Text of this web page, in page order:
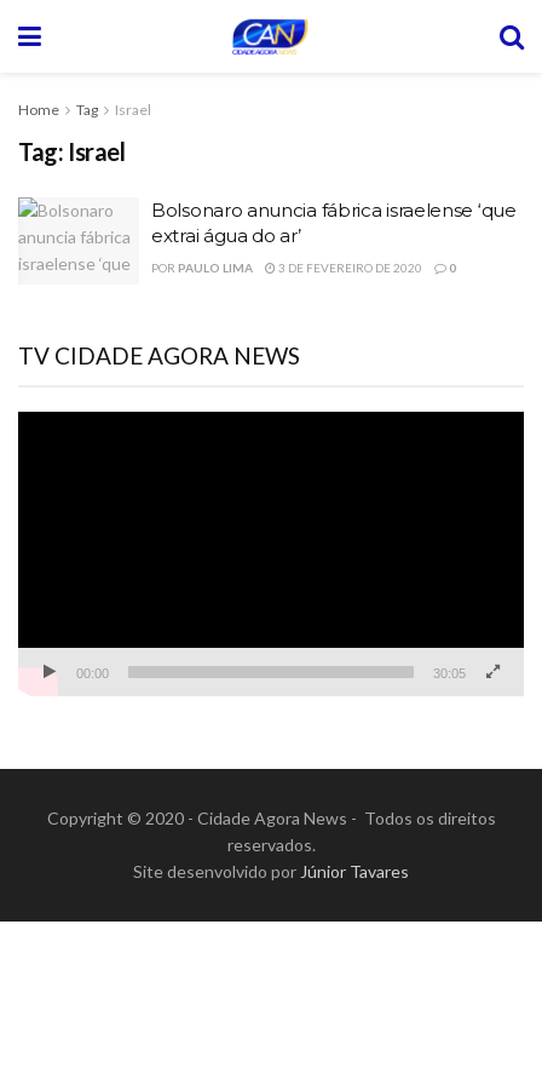
Home Tag Israel
Tag: Israel
Bolsonaro anuncia fábrica israelense ‘que
extrai água do ar’
POR PAULO LIMA 3 DE FEVEREIRO DE 2020 0
TV CIDADE AGORA NEWS
00:00 30:05
Copyright © 2020 - Cidade Agora News - Todos os direitos
reservados.
Site desenvolvido por Júnior Tavares